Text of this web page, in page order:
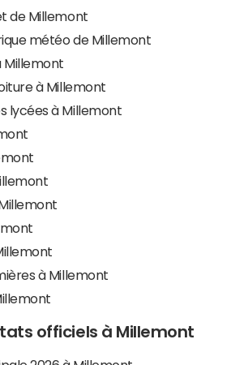
de Millemont
météo de Millemont
Millemont
à Millemont
lycées à Millemont
à Millemont
officiels à Millemont